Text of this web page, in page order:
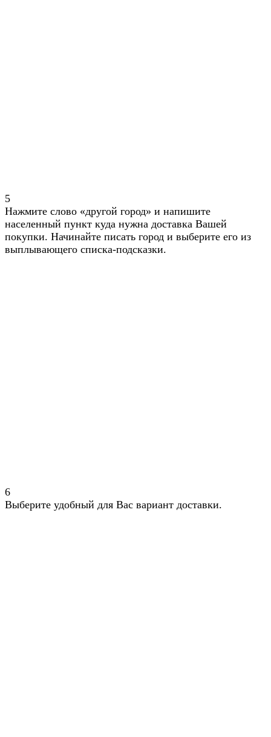
5
Нажмите слово «другой город» и напишите
населенный пункт куда нужна доставка Вашей
покупки. Начинайте писать город и выберите его из
выплывающего списка-подсказки.
6
Выберите удобный для Вас вариант доставки.